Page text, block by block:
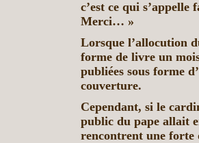
c’est ce qui
Merci… »
Lorsque l’allocution
forme de livre un
publiées sous forme
couverture.
Cependant, si le
public du pape allait
rencontrent une